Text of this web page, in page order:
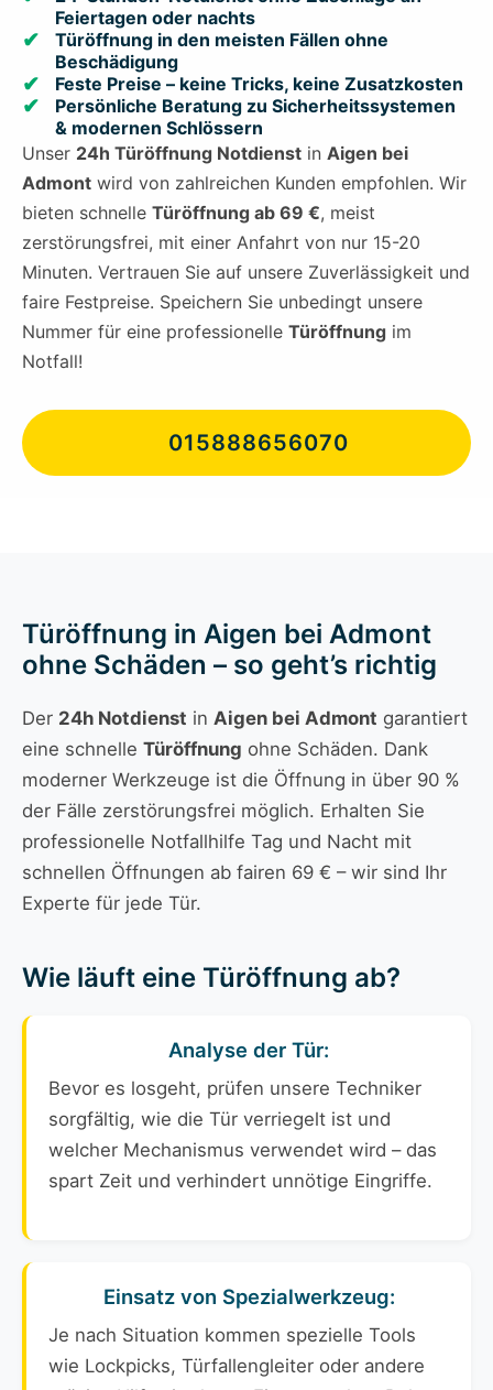
Feiertagen oder nachts
Türöffnung in den meisten Fällen ohne
Beschädigung
Feste Preise – keine Tricks, keine Zusatzkosten
Persönliche Beratung zu Sicherheitssystemen
& modernen Schlössern
Unser 24h Türöffnung Notdienst in Aigen bei
Admont wird von zahlreichen Kunden empfohlen. Wir
bieten schnelle Türöffnung ab 69 €, meist
zerstörungsfrei, mit einer Anfahrt von nur 15-20
Minuten. Vertrauen Sie auf unsere Zuverlässigkeit und
faire Festpreise. Speichern Sie unbedingt unsere
Nummer für eine professionelle Türöffnung im
Notfall!
015888656070
Türöffnung in Aigen bei Admont
ohne Schäden – so geht’s richtig
Der 24h Notdienst in Aigen bei Admont garantiert
eine schnelle Türöffnung ohne Schäden. Dank
moderner Werkzeuge ist die Öffnung in über 90 %
der Fälle zerstörungsfrei möglich. Erhalten Sie
professionelle Notfallhilfe Tag und Nacht mit
schnellen Öffnungen ab fairen 69 € – wir sind Ihr
Experte für jede Tür.
Wie läuft eine Türöffnung ab?
Analyse der Tür:
Bevor es losgeht, prüfen unsere Techniker
sorgfältig, wie die Tür verriegelt ist und
welcher Mechanismus verwendet wird – das
spart Zeit und verhindert unnötige Eingriffe.
Einsatz von Spezialwerkzeug:
Je nach Situation kommen spezielle Tools
wie Lockpicks, Türfallengleiter oder andere